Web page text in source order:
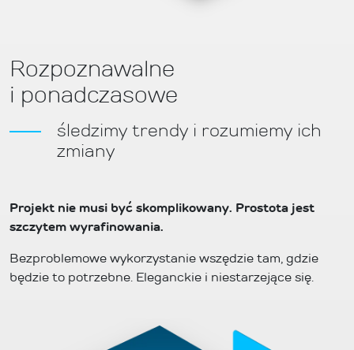
Rozpoznawalne
i ponadczasowe
śledzimy trendy i rozumiemy ich
zmiany
Projekt nie musi być skomplikowany. Prostota jest
szczytem wyrafinowania.
Bezproblemowe wykorzystanie wszędzie tam, gdzie
będzie to potrzebne. Eleganckie i niestarzejące się.